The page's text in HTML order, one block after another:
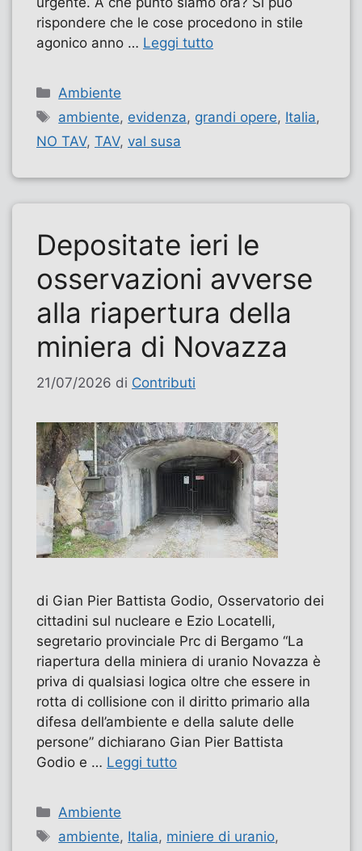
rispondere che le cose procedono in stile
agonico anno … Leggi tutto
Categorie
Ambiente
Tag
ambiente, evidenza, grandi opere, Italia,
NO TAV, TAV, val susa
Depositate ieri le
osservazioni avverse
alla riapertura della
miniera di Novazza
21/07/2026 di Contributi
di Gian Pier Battista Godio, Osservatorio dei
cittadini sul nucleare e Ezio Locatelli,
segretario provinciale Prc di Bergamo “La
riapertura della miniera di uranio Novazza è
priva di qualsiasi logica oltre che essere in
rotta di collisione con il diritto primario alla
difesa dell’ambiente e della salute delle
persone” dichiarano Gian Pier Battista
Godio e … Leggi tutto
Categorie
Ambiente
Tag
ambiente, Italia, miniere di uranio,